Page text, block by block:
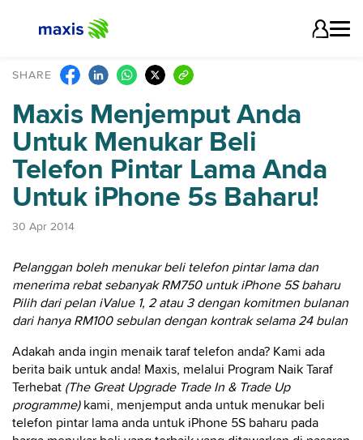
SHARE
Maxis Menjemput Anda
Untuk Menukar Beli
Telefon Pintar Lama Anda
Untuk iPhone 5s Baharu!
30 Apr 2014
Pelanggan boleh menukar beli telefon pintar lama dan
menerima rebat sebanyak RM750 untuk iPhone 5S baharu
Pilih dari pelan iValue 1, 2 atau 3 dengan komitmen bulanan
dari hanya RM100 sebulan dengan kontrak selama 24 bulan
Adakah anda ingin menaik taraf telefon anda? Kami ada
berita baik untuk anda! Maxis, melalui Program Naik Taraf
Terhebat (The Great Upgrade Trade In & Trade Up
programme)kami, menjemput anda untuk menukar beli
telefon pintar lama anda untuk iPhone 5S baharu pada